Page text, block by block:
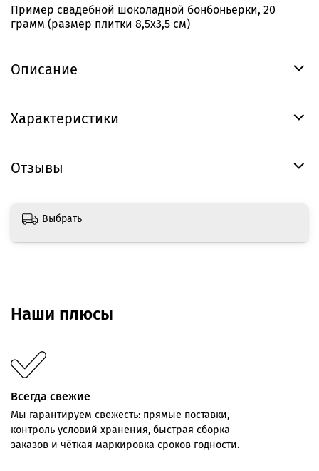
Пример свадебной шоколадной бонбоньерки, 20
грамм (размер плитки 8,5х3,5 см)
Описание
Характеристики
Отзывы
Выбрать
Наши плюсы
Всегда свежие
Мы гарантируем свежесть: прямые поставки,
контроль условий хранения, быстрая сборка
заказов и чёткая маркировка сроков годности.